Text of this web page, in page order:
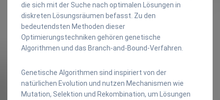
die sich mit der Suche nach optimalen Lösungen in
diskreten Lösungsräumen befasst. Zu den
bedeutendsten Methoden dieser
Optimierungstechniken gehören genetische
Algorithmen und das Branch-and-Bound-Verfahren.
Genetische Algorithmen sind inspiriert von der
natürlichen Evolution und nutzen Mechanismen wie
Mutation, Selektion und Rekombination, um Lösungen